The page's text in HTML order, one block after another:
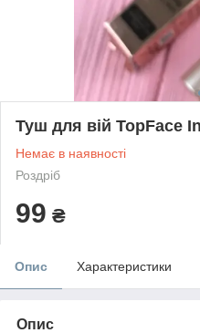
Туш для вій TopFace
Немає в наявності
Роздріб
99 ₴
Опис Характеристики
Опис